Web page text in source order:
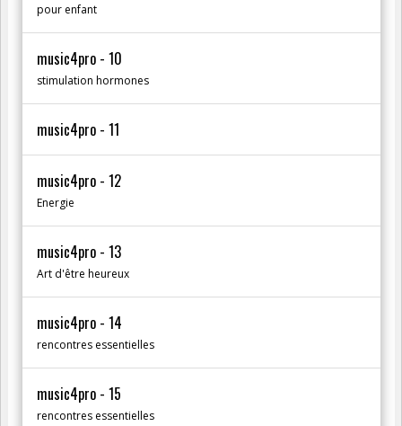
pour enfant
music4pro - 10
stimulation hormones
music4pro - 11
music4pro - 12
Energie
music4pro - 13
Art d'être heureux
music4pro - 14
rencontres essentielles
music4pro - 15
rencontres essentielles